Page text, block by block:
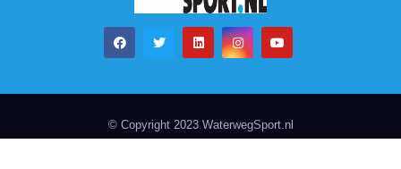
© Copyright 2023 WaterwegSport.nl